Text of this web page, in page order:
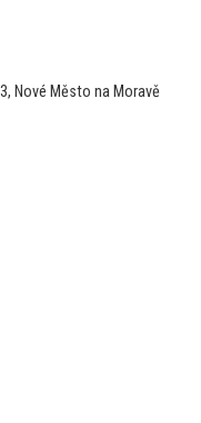
Nové Město na Moravě